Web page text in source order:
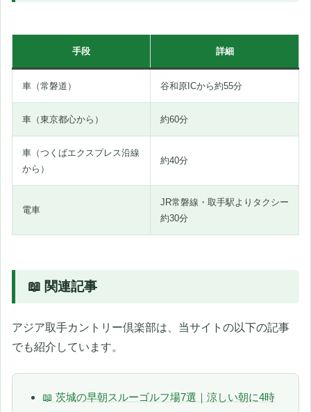
手段 詳細
車（常磐道） 谷和原ICから約55分
車（東京都心から） 約60分
車（つくばエクスプレス沿線
から）
約40分
電車
JR常磐線・取手駅よりタクシー
約30分
📖 関連記事
アジア取手カントリー倶楽部は、当サイトの以下の記事
でも紹介しています。
📖 茨城の早朝スルーゴルフ場7選｜涼しい朝に4時